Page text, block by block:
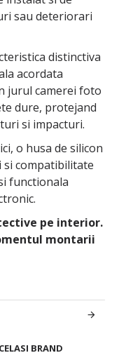
BRAND
sau deteriorari
distinctiva
acordata
jurul camerei foto
dure, protejand
si impacturi.
o husa de silicon
compatibilitate
functionala
pe interior.
montarii